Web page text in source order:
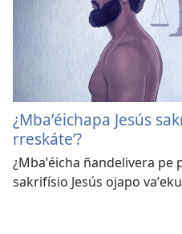
¿Mbaʼéichapa Jesús
rreskáte’?
¿Mbaʼéicha ñandelivera
sakrifísio Jesús ojapo